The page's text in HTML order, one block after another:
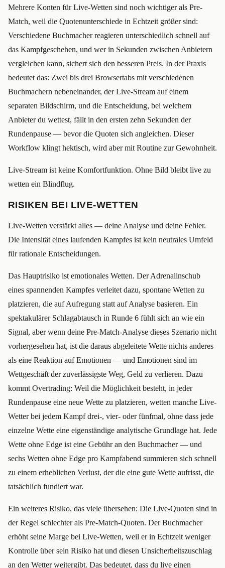
Mehrere Konten für Live-Wetten sind noch wichtiger als Pre-
Match, weil die Quotenunterschiede in Echtzeit größer sind:
Verschiedene Buchmacher reagieren unterschiedlich schnell auf
das Kampfgeschehen, und wer in Sekunden zwischen Anbietern
vergleichen kann, sichert sich den besseren Preis. In der Praxis
bedeutet das: Zwei bis drei Browsertabs mit verschiedenen
Buchmachern nebeneinander, der Live-Stream auf einem
separaten Bildschirm, und die Entscheidung, bei welchem
Anbieter du wettest, fällt in den ersten zehn Sekunden der
Rundenpause — bevor die Quoten sich angleichen. Dieser
Workflow klingt hektisch, wird aber mit Routine zur Gewohnheit.
Live-Stream ist keine Komfortfunktion. Ohne Bild bleibt live zu
wetten ein Blindflug.
RISIKEN BEI LIVE-WETTEN
Live-Wetten verstärkt alles — deine Analyse und deine Fehler.
Die Intensität eines laufenden Kampfes ist kein neutrales Umfeld
für rationale Entscheidungen.
Das Hauptrisiko ist emotionales Wetten. Der Adrenalinschub
eines spannenden Kampfes verleitet dazu, spontane Wetten zu
platzieren, die auf Aufregung statt auf Analyse basieren. Ein
spektakulärer Schlagabtausch in Runde 6 fühlt sich an wie ein
Signal, aber wenn deine Pre-Match-Analyse dieses Szenario nicht
vorhergesehen hat, ist die daraus abgeleitete Wette nichts anderes
als eine Reaktion auf Emotionen — und Emotionen sind im
Wettgeschäft der zuverlässigste Weg, Geld zu verlieren. Dazu
kommt Overtrading: Weil die Möglichkeit besteht, in jeder
Rundenpause eine neue Wette zu platzieren, wetten manche Live-
Wetter bei jedem Kampf drei-, vier- oder fünfmal, ohne dass jede
einzelne Wette eine eigenständige analytische Grundlage hat. Jede
Wette ohne Edge ist eine Gebühr an den Buchmacher — und
sechs Wetten ohne Edge pro Kampfabend summieren sich schnell
zu einem erheblichen Verlust, der die eine gute Wette aufrisst, die
tatsächlich fundiert war.
Ein weiteres Risiko, das viele übersehen: Die Live-Quoten sind in
der Regel schlechter als Pre-Match-Quoten. Der Buchmacher
erhöht seine Marge bei Live-Wetten, weil er in Echtzeit weniger
Kontrolle über sein Risiko hat und diesen Unsicherheitszuschlag
an den Wetter weitergibt. Das bedeutet, dass du live einen